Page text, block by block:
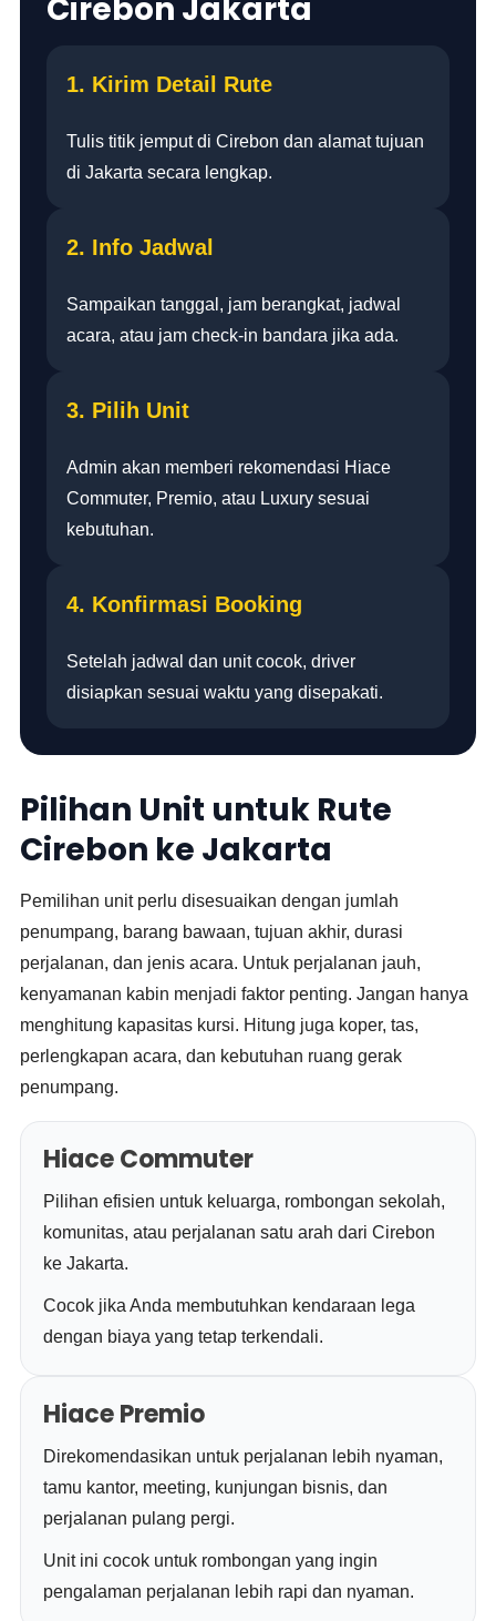
Cirebon Jakarta
1. Kirim Detail Rute
Tulis titik jemput di Cirebon dan alamat tujuan
di Jakarta secara lengkap.
2. Info Jadwal
Sampaikan tanggal, jam berangkat, jadwal
acara, atau jam check-in bandara jika ada.
3. Pilih Unit
Admin akan memberi rekomendasi Hiace
Commuter, Premio, atau Luxury sesuai
kebutuhan.
4. Konfirmasi Booking
Setelah jadwal dan unit cocok, driver
disiapkan sesuai waktu yang disepakati.
Pilihan Unit untuk Rute
Cirebon ke Jakarta
Pemilihan unit perlu disesuaikan dengan jumlah
penumpang, barang bawaan, tujuan akhir, durasi
perjalanan, dan jenis acara. Untuk perjalanan jauh,
kenyamanan kabin menjadi faktor penting. Jangan hanya
menghitung kapasitas kursi. Hitung juga koper, tas,
perlengkapan acara, dan kebutuhan ruang gerak
penumpang.
Hiace Commuter
Pilihan efisien untuk keluarga, rombongan sekolah,
komunitas, atau perjalanan satu arah dari Cirebon
ke Jakarta.
Cocok jika Anda membutuhkan kendaraan lega
dengan biaya yang tetap terkendali.
Hiace Premio
Direkomendasikan untuk perjalanan lebih nyaman,
tamu kantor, meeting, kunjungan bisnis, dan
perjalanan pulang pergi.
Unit ini cocok untuk rombongan yang ingin
pengalaman perjalanan lebih rapi dan nyaman.